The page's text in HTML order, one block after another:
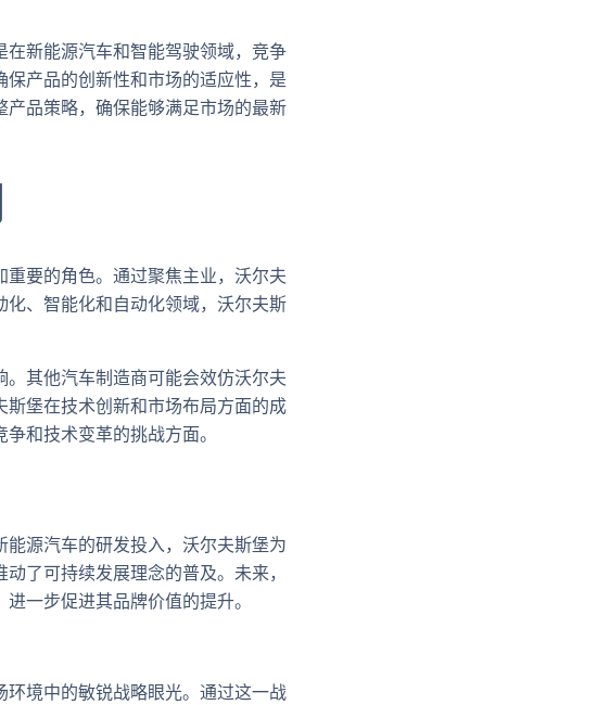
新能源汽车和智能驾驶领域，竞争
产品的创新性和市场的适应性，是
品策略，确保能够满足市场的最新
要的角色。通过聚焦主业，沃尔夫
、智能化和自动化领域，沃尔夫斯
其他汽车制造商可能会效仿沃尔夫
堡在技术创新和市场布局方面的成
和技术变革的挑战方面。
源汽车的研发投入，沃尔夫斯堡为
了可持续发展理念的普及。未来，
一步促进其品牌价值的提升。
境中的敏锐战略眼光。通过这一战